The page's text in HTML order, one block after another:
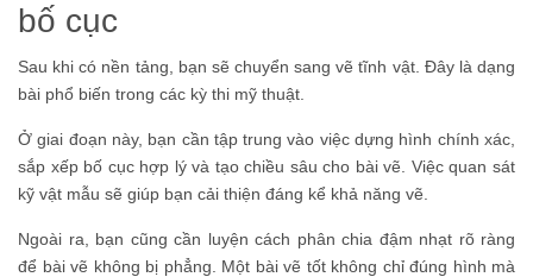
bố cục
Sau khi có nền tảng, bạn sẽ chuyển sang vẽ tĩnh vật. Đây là dạng
bài phổ biến trong các kỳ thi mỹ thuật.
Ở giai đoạn này, bạn cần tập trung vào việc dựng hình chính xác,
sắp xếp bố cục hợp lý và tạo chiều sâu cho bài vẽ. Việc quan sát
kỹ vật mẫu sẽ giúp bạn cải thiện đáng kể khả năng vẽ.
Ngoài ra, bạn cũng cần luyện cách phân chia đậm nhạt rõ ràng
để bài vẽ không bị phẳng. Một bài vẽ tốt không chỉ đúng hình mà